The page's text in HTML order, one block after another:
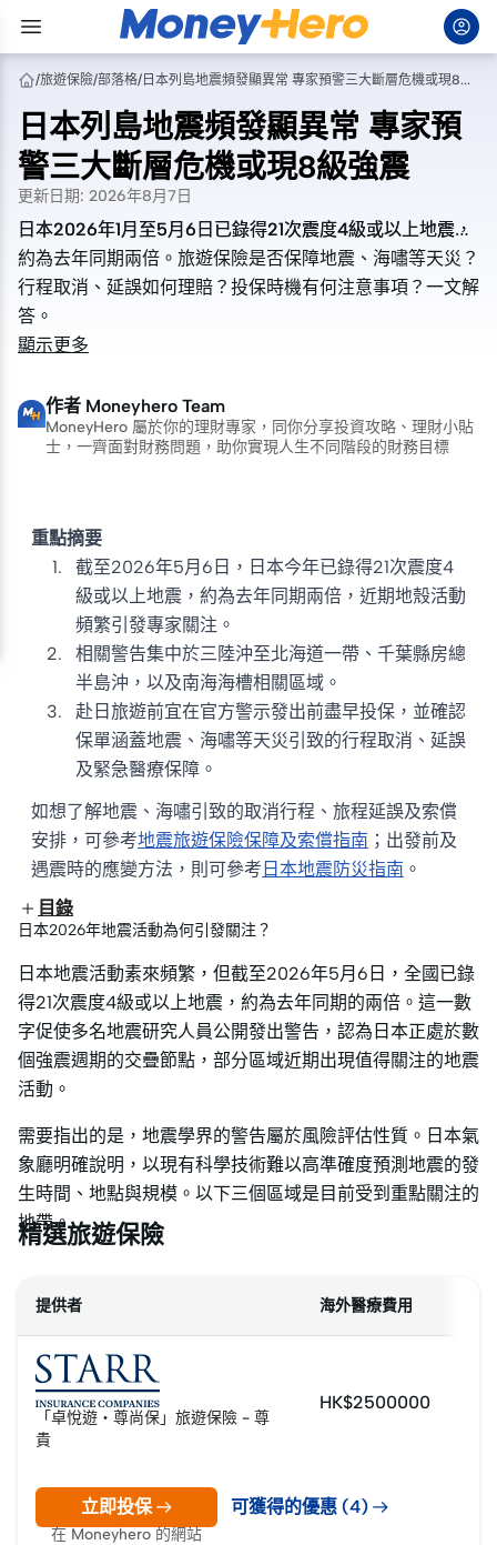
/旅遊保險/部落格/ 日本列島地震頻發顯異常 專家預警三大斷層危機或現8級強震
日本列島地震頻發顯異常 專家預
警三大斷層危機或現8級強震
更新日期: 2026年8月7日
日本2026年1月至5月6日已錄得21次震度4級或以上地震，
約為去年同期兩倍。旅遊保險是否保障地震、海嘯等天災？
行程取消、延誤如何理賠？投保時機有何注意事項？一文解
答。
日本2026年1月至5月6日已錄得21次震度4級或以上地震，
約為去年同期兩倍。旅遊保險是否保障地震、海嘯等天災？
行程取消、延誤如何理賠？投保時機有何注意事項？一文解
答。
顯示更多
作者 Moneyhero Team
MoneyHero 屬於你的理財專家，同你分享投資攻略、理財小貼
士，一齊面對財務問題，助你實現人生不同階段的財務目標
重點摘要
截至2026年5月6日，日本今年已錄得21次震度4
級或以上地震，約為去年同期兩倍，近期地殼活動
頻繁引發專家關注。
相關警告集中於三陸沖至北海道一帶、千葉縣房總
半島沖，以及南海海槽相關區域。
赴日旅遊前宜在官方警示發出前盡早投保，並確認
保單涵蓋地震、海嘯等天災引致的行程取消、延誤
及緊急醫療保障。
如想了解地震、海嘯引致的取消行程、旅程延誤及索償
安排，可參考地震旅遊保險保障及索償指南 ；出發前及
遇震時的應變方法，則可參考 日本地震防災指南 。
目錄
日本2026年地震活動為何引發關注？
日本地震活動素來頻繁，但截至2026年5月6日，全國已錄
得21次震度4級或以上地震，約為去年同期的兩倍。這一數
字促使多名地震研究人員公開發出警告，認為日本正處於數
個強震週期的交疊節點，部分區域近期出現值得關注的地震
活動。
需要指出的是，地震學界的警告屬於風險評估性質。日本氣
象廳明確說明，以現有科學技術難以高準確度預測地震的發
生時間、地點與規模。以下三個區域是目前受到重點關注的
地帶。
精選旅遊保險
提供者 海外醫療費用
「卓悅遊・尊尚保」旅遊保險 - 尊
貴
HK$2500000
可獲得的優惠 (4)
立即投保
在 Moneyhero 的網站